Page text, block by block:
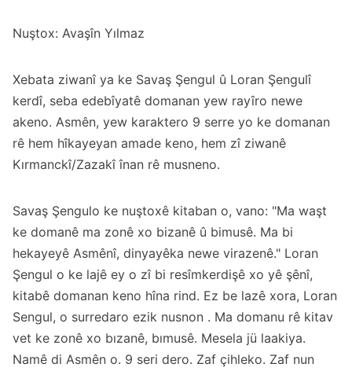
Nuştox: Avaşîn Yılmaz
Xebata ziwanî ya ke Savaş Şengul û Loran Şengulî
kerdî, seba edebîyatê domanan yew rayîro newe
akeno. Asmên, yew karaktero 9 serre yo ke domanan
rê hem hîkayeyan amade keno, hem zî ziwanê
Kırmanckî/Zazakî înan rê musneno.
Savaş Şengulo ke nuştoxê kitaban o, vano: "Ma waşt
ke domanê ma zonê xo bizanê û bimusê. Ma bi
hekayeyê Asmênî, dinyayêka newe virazenê." Loran
Şengul o ke lajê ey o zî bi resîmkerdişê xo yê şênî,
kitabê domanan keno hîna rind. Ez be lazê xora, Loran
Sengul, o surredaro ezik nusnon . Ma domanu rê kitav
vet ke zonê xo bızanê, bımusê. Mesela jü laakiya.
Namê di Asmên o. 9 seri dero. Zaf çihleko. Zaf nun